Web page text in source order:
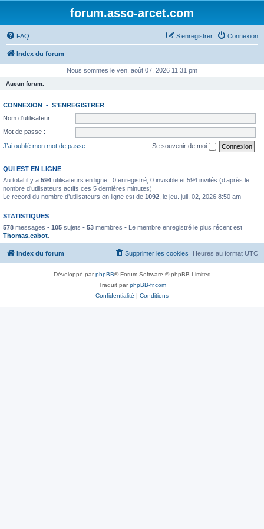
forum.asso-arcet.com
FAQ Connexion
S’enregistrer
Index du forum
Nous sommes le ven. août 07, 2026 11:31 pm
Aucun forum.
CONNEXION • S’ENREGISTRER
Nom d’utilisateur :
Mot de passe :
J’ai oublié mon mot de passe
Se souvenir de moi
QUI EST EN LIGNE
Au total il y a 594 utilisateurs en ligne : 0 enregistré, 0 invisible et 594 invités (d’après le
nombre d’utilisateurs actifs ces 5 dernières minutes)
Le record du nombre d’utilisateurs en ligne est de 1092 , le jeu. juil. 02, 2026 8:50 am
STATISTIQUES
578 messages • 105 sujets • 53 membres • Le membre enregistré le plus récent est
Thomas.cabot
Index du forum Heures au format UTC
Supprimer les cookies
Développé parphpBB® Forum Software © phpBB Limited
Traduit parphpBB-fr.com
Confidentialité | Conditions